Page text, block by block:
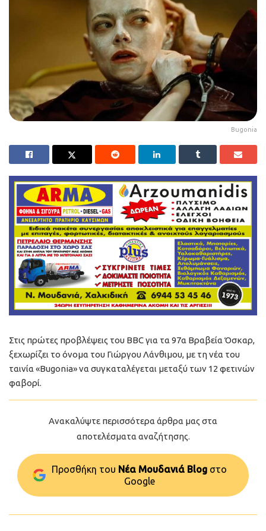
Bugonia
Στις πρώτες προβλέψεις του BBC για τα 97α Βραβεία Όσκαρ,
ξεχωρίζει το όνομα του Γιώργου Λάνθιμου, με τη νέα του
ταινία «Bugonia» να συγκαταλέγεται μεταξύ των 12 φετινών
φαβορί.
Ανακαλύψτε περισσότερα άρθρα μας στα
αποτελέσματα αναζήτησης.
Προσθήκη του Νέα Μουδανιά Blog στo
Google